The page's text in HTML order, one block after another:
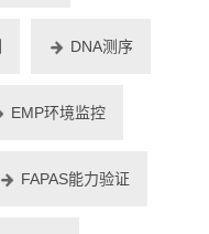
DNA测序
EMP环境监控
FAPAS能力验证